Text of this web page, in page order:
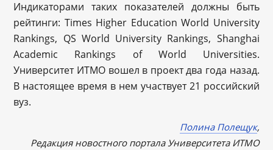
Индикаторами таких показателей должны быть
рейтинги: Times Higher Education World University
Rankings, QS World University Rankings, Shanghai
Academic Rankings of World Universities.
Университет ИТМО вошел в проект два года назад.
В настоящее время в нем участвует 21 российский
вуз.
Полина Полещук,
Редакция новостного портала Университета ИТМО